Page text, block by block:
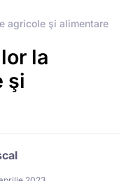
agricole şi alimentare
la
şi